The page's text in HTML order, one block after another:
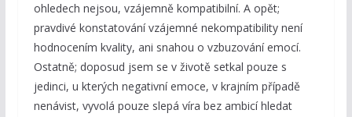
ohledech nejsou, vzájemně kompatibilní. A opět;
pravdivé konstatování vzájemné nekompatibility není
hodnocením kvality, ani snahou o vzbuzování emocí.
Ostatně; doposud jsem se v životě setkal pouze s
jedinci, u kterých negativní emoce, v krajním případě
nenávist, vyvolá pouze slepá víra bez ambicí hledat